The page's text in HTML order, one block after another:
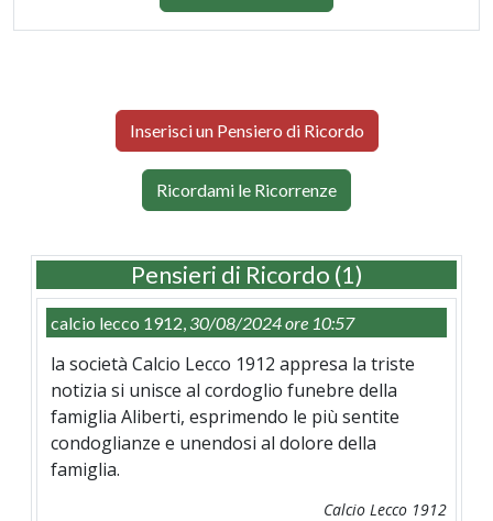
Inserisci un Pensiero di Ricordo
Ricordami le Ricorrenze
Pensieri di Ricordo (1)
calcio lecco 1912, 30/08/2024 ore 10:57
la società Calcio Lecco 1912 appresa la triste
notizia si unisce al cordoglio funebre della
famiglia Aliberti, esprimendo le più sentite
condoglianze e unendosi al dolore della
famiglia.
Calcio Lecco 1912